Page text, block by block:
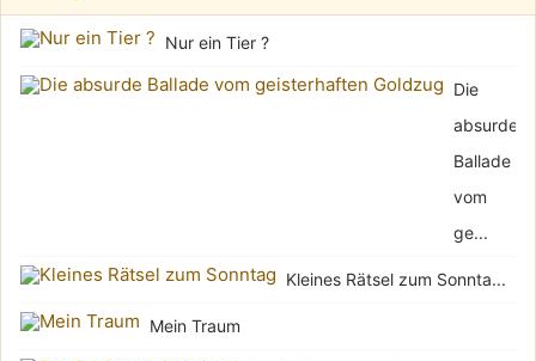
Nur ein Tier ?
Die
absurde
Ballade
vom
ge...
Kleines Rätsel zum Sonnta...
Mein Traum